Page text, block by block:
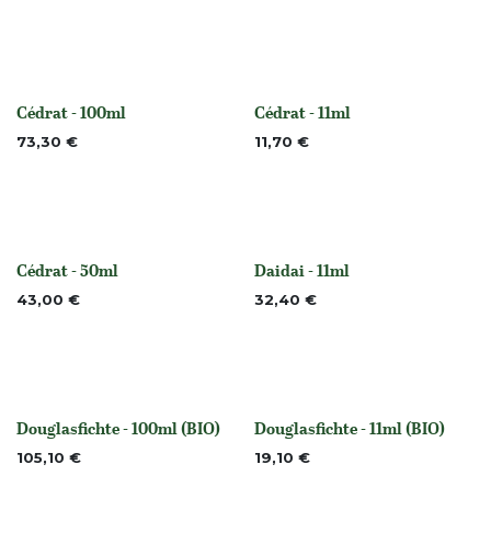
None
Cédrat - 100ml
73,30 € None
Cédrat - 11ml
11,70 €
None
Cédrat - 50ml
43,00 € Nicht vorrättig
Daidai - 11ml
32,40 €
None
Douglasfichte - 100ml (BIO)
105,10 € None
Douglasfichte - 11ml (BIO)
19,10 €